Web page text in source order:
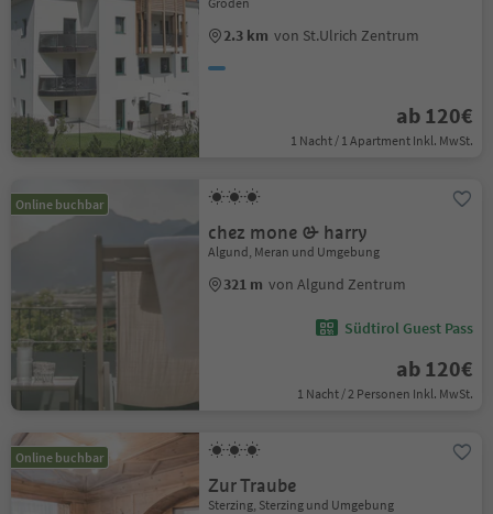
2.3 km von St.Ulrich Zentrum
ab 120€
1 Nacht / 1 Apartment Inkl. MwSt.
Online buchbar
chez mone & harry
Algund, Meran und Umgebung
321 m von Algund Zentrum
Südtirol Guest Pass
ab 120€
1 Nacht / 2 Personen Inkl. MwSt.
Online buchbar
Zur Traube
Sterzing, Sterzing und Umgebung